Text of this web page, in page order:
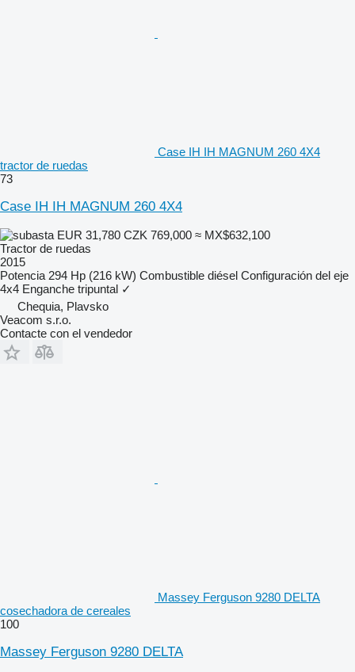
Case IH IH MAGNUM 260 4X4
tractor de ruedas
73
Case IH IH MAGNUM 260 4X4
EUR 31,780 CZK 769,000 ≈ MX$632,100
Tractor de ruedas
2015
Potencia 294 Hp (216 kW) Combustible diésel Configuración del eje
4x4 Enganche tripuntal ✓
Chequia, Plavsko
Veacom s.r.o.
Contacte con el vendedor
Massey Ferguson 9280 DELTA
cosechadora de cereales
100
Massey Ferguson 9280 DELTA